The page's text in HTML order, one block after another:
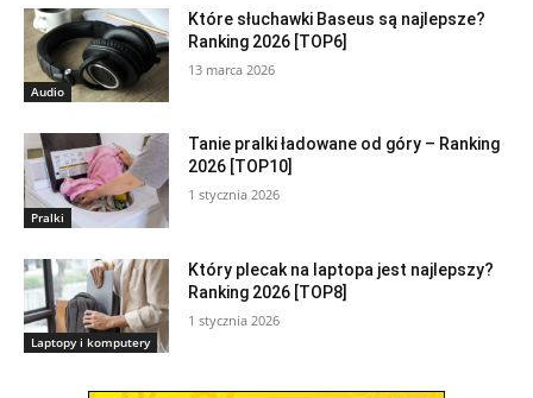
Audio
Które słuchawki Baseus są najlepsze?
Ranking 2026 [TOP6]
13 marca 2026
Pralki
Tanie pralki ładowane od góry – Ranking
2026 [TOP10]
1 stycznia 2026
Laptopy i komputery
Który plecak na laptopa jest najlepszy?
Ranking 2026 [TOP8]
1 stycznia 2026